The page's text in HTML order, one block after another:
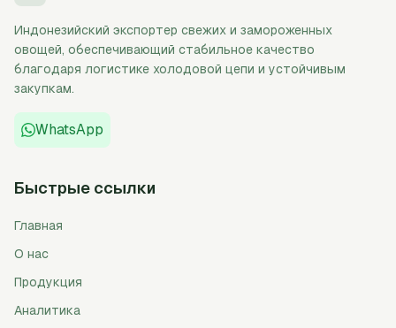
Индонезийский экспортер свежих и замороженных
овощей, обеспечивающий стабильное качество
благодаря логистике холодовой цепи и устойчивым
закупкам.
WhatsApp
Быстрые ссылки
Главная
О нас
Продукция
Аналитика